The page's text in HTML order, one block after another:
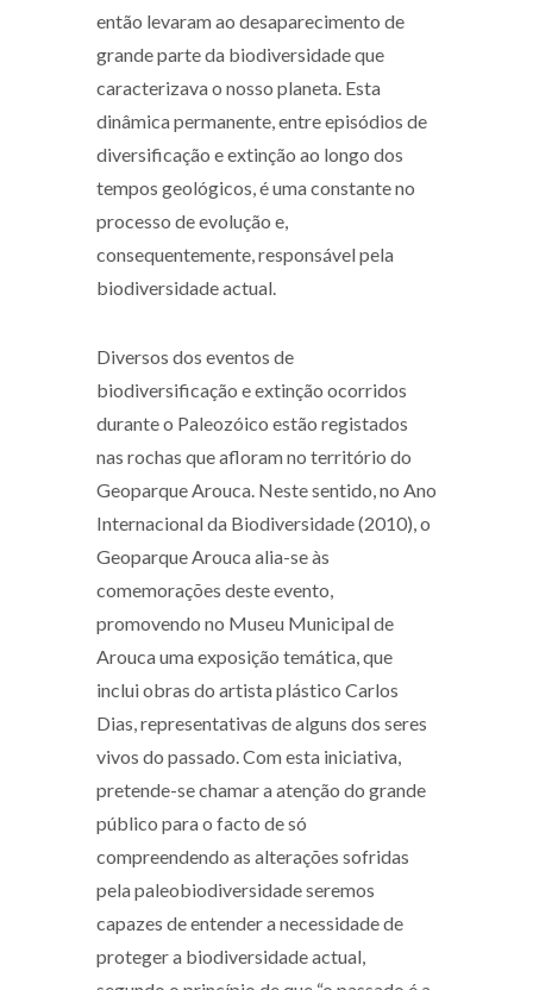
então levaram ao desaparecimento de
grande parte da biodiversidade que
caracterizava o nosso planeta. Esta
dinâmica permanente, entre episódios de
diversificação e extinção ao longo dos
tempos geológicos, é uma constante no
processo de evolução e,
consequentemente, responsável pela
biodiversidade actual.
Diversos dos eventos de
biodiversificação e extinção ocorridos
durante o Paleozóico estão registados
nas rochas que afloram no território do
Geoparque Arouca. Neste sentido, no Ano
Internacional da Biodiversidade (2010), o
Geoparque Arouca alia-se às
comemorações deste evento,
promovendo no Museu Municipal de
Arouca uma exposição temática, que
inclui obras do artista plástico Carlos
Dias, representativas de alguns dos seres
vivos do passado. Com esta iniciativa,
pretende-se chamar a atenção do grande
público para o facto de só
compreendendo as alterações sofridas
pela paleobiodiversidade seremos
capazes de entender a necessidade de
proteger a biodiversidade actual,